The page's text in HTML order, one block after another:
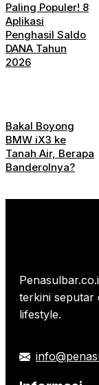
Paling Populer! 8
Aplikasi
Penghasil Saldo
DANA Tahun
2026
Bakal Boyong
BMW iX3 ke
Tanah Air, Berapa
Banderolnya?
terkini seputar
lifestyle.